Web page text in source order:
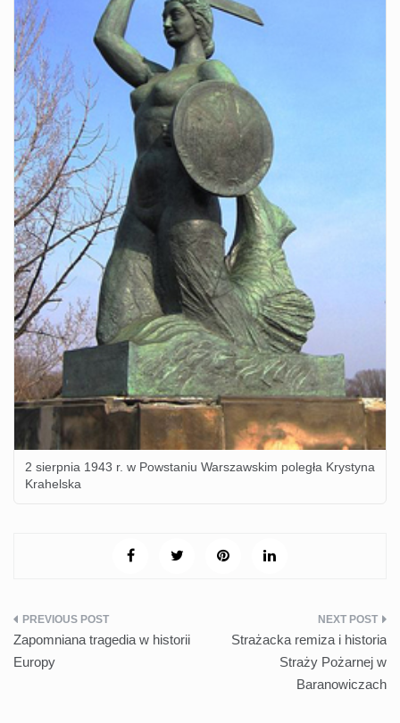
2 sierpnia 1943 r. w Powstaniu Warszawskim poległa Krystyna
Krahelska
Nawigacja
wpisu
Zapomniana tragedia w historii
Europy
Strażacka remiza i historia
Straży Pożarnej w
Baranowiczach